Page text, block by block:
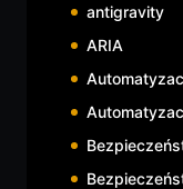
antigravity
ARIA